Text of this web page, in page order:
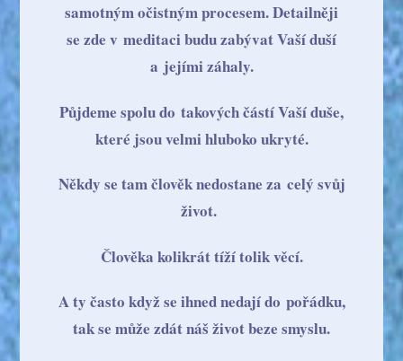
samotným očistným procesem. Detailněji
se zde v meditaci budu zabývat Vaší duší
a jejími záhaly.
Půjdeme spolu do takových částí Vaší duše,
které jsou velmi hluboko ukryté.
Někdy se tam člověk nedostane za celý svůj
život.
Člověka kolikrát tíží tolik věcí.
A ty často když se ihned nedají do pořádku,
tak se může zdát náš život beze smyslu.